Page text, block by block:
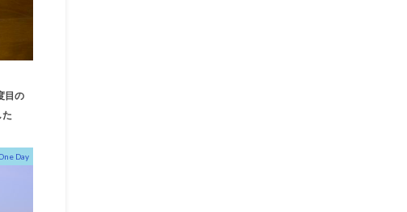
目の
Day